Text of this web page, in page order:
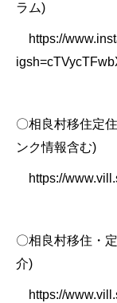
ラム)
https://
〇相良村移住定
ンク情報含む)
https://
〇相良村移住・
介)
https://